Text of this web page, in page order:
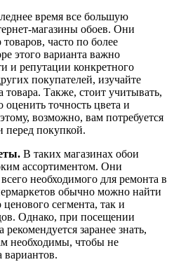
время все большую
магазины обоев. Они
часто по более
этого варианта важно
и репутации конкретного
покупателей, изучайте
товара. Также, стоит учитывать,
точность цвета и
возможно, вам потребуется
перед покупкой.
В таких магазинах обои
ассортиментом. Они
необходимого для ремонта в
обычно можно найти
сегмента, так и
Однако, при посещении
заранее знать,
необходимы, чтобы не
вариантов.